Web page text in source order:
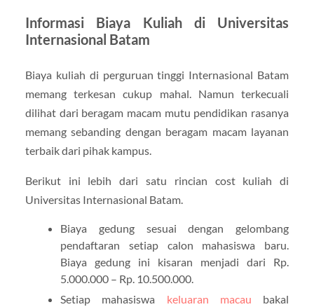
Informasi Biaya Kuliah di Universitas
Internasional Batam
Biaya kuliah di perguruan tinggi Internasional Batam
memang terkesan cukup mahal. Namun terkecuali
dilihat dari beragam macam mutu pendidikan rasanya
memang sebanding dengan beragam macam layanan
terbaik dari pihak kampus.
Berikut ini lebih dari satu rincian cost kuliah di
Universitas Internasional Batam.
Biaya gedung sesuai dengan gelombang
pendaftaran setiap calon mahasiswa baru.
Biaya gedung ini kisaran menjadi dari Rp.
5.000.000 – Rp. 10.500.000.
Setiap mahasiswa keluaran macau bakal